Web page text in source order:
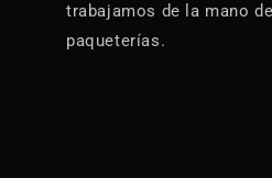
trabajamos de la mano
paqueterías.